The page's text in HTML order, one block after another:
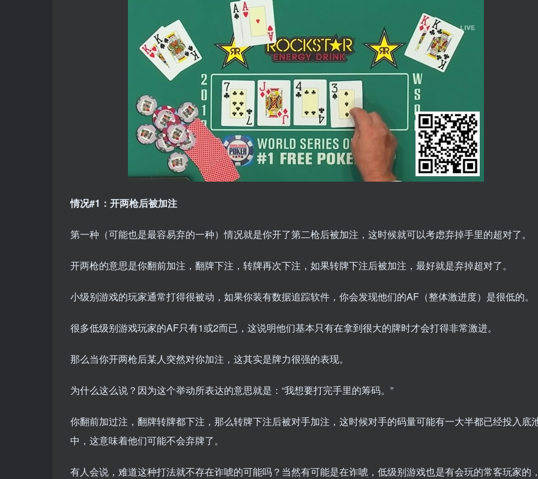
情况#1：开两枪后被加注
第一种（可能也是最容易弃的一种）情况就是你开了第二枪后被加注，这时候就可以考虑弃掉手里的超对了。
开两枪的意思是你翻前加注，翻牌下注，转牌再次下注，如果转牌下注后被加注，最好就是弃掉超对了。
小级别游戏的玩家通常打得很被动，如果你装有数据追踪软件，你会发现他们的AF（整体激进度）是很低的。
很多低级别游戏玩家的AF只有1或2而已，这说明他们基本只有在拿到很大的牌时才会打得非常激进。
那么当你开两枪后某人突然对你加注，这其实是牌力很强的表现。
为什么这么说？因为这个举动所表达的意思就是：“我想要打完手里的筹码。”
你翻前加过注，翻牌转牌都下注，那么转牌下注后被对手加注，这时候对手的码量可能有一大半都已经投入底
中，这意味着他们可能不会弃牌了。
有人会说，难道这种打法就不存在诈唬的可能吗？当然有可能是在诈唬，低级别游戏也是有会玩的常客玩家的